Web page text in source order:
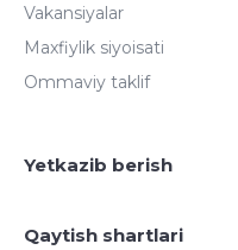
Vakansiyalar
Maxfiylik siyoisati
Ommaviy taklif
Yetkazib berish
Qaytish shartlari